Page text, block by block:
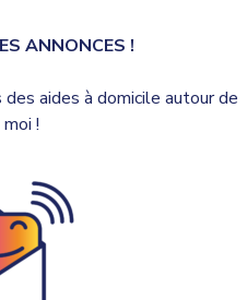
ANNONCES !
aides à domicile autour de
!